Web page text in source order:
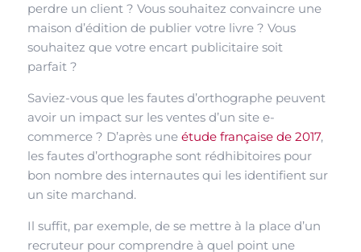
perdre un client ? Vous souhaitez convaincre une
maison d’édition de publier votre livre ? Vous
souhaitez que votre encart publicitaire soit
parfait ?
Saviez-vous que les fautes d’orthographe peuvent
avoir un impact sur les ventes d’un site e-
commerce ? D’après une étude française de 2017,
les fautes d’orthographe sont rédhibitoires pour
bon nombre des internautes qui les identifient sur
un site marchand.
Il suffit, par exemple, de se mettre à la place d’un
recruteur pour comprendre à quel point une